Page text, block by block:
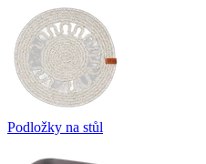
Podložky na stůl